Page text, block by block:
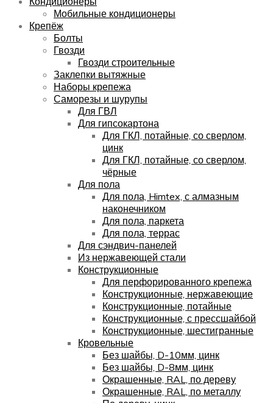
Мобильные кондиционеры
Крепёж
Болты
Гвозди
Гвозди строительные
Заклепки вытяжные
Наборы крепежа
Саморезы и шурупы
Для ГВЛ
Для гипсокартона
Для ГКЛ, потайные, со сверлом,
цинк
Для ГКЛ, потайные, со сверлом,
чёрные
Для пола
Для пола, Himtex, с алмазным
наконечником
Для пола, паркета
Для пола, террас
Для сэндвич-панелей
Из нержавеющей стали
Конструкционные
Для перфорированного крепежа
Конструкционные, нержавеющие
Конструкционные, потайные
Конструкционные, с прессшайбой
Конструкционные, шестигранные
Кровельные
Без шайбы, D-10мм, цинк
Без шайбы, D-8мм, цинк
Окрашенные, RAL, по дереву
Окрашенные, RAL, по металлу